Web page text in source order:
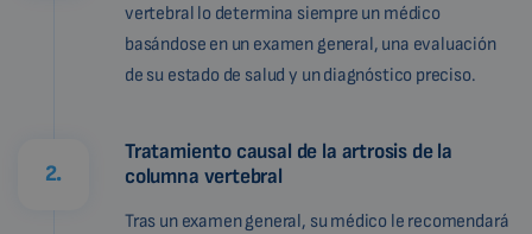
vertebral lo determina siempre un médico
basándose en un examen general, una evaluación
de su estado de salud y un diagnóstico preciso.
2.
Tratamiento causal de la artrosis de la
columna vertebral
Tras un examen general, su médico le recomendará